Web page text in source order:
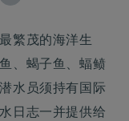
繁茂的海洋生
、蝎子鱼、蝠鲼
水员须持有国际
日志一并提供给